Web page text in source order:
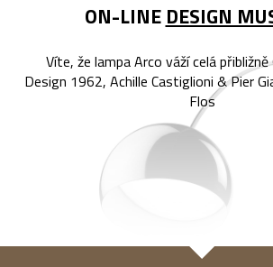
ON-LINE DESIGN
Víte, že lampa Arco váží celá
Design 1962, Achille Castiglioni & Pier
Flos